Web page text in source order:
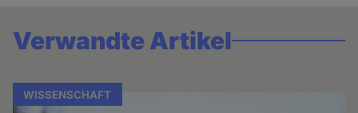
Verwandte Artikel
WISSENSCHAFT